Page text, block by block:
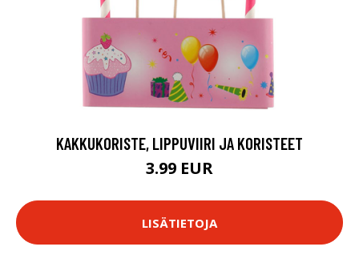
KAKKUKORISTE, LIPPUVIIRI JA KORISTEET
3.99 EUR
LISÄTIETOJA